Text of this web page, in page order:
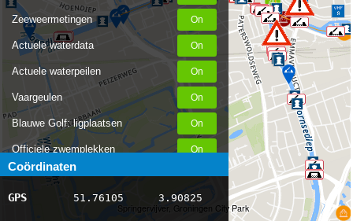
Zeeweermetingen
Actuele waterdata
Actuele waterpeilen
Vaargeulen
Blauwe Golf: ligplaatsen
Officiele zwemplekken
Stremmingen/hinder
AIS scheepsposities
Coördinaten
GPS 51.76105 3.90825
Springervijver, Groningen City Park